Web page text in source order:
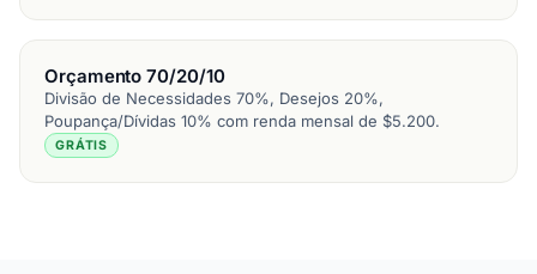
Orçamento 70/20/10
Divisão de Necessidades 70%, Desejos 20%,
Poupança/Dívidas 10% com renda mensal de $5.200.
GRÁTIS